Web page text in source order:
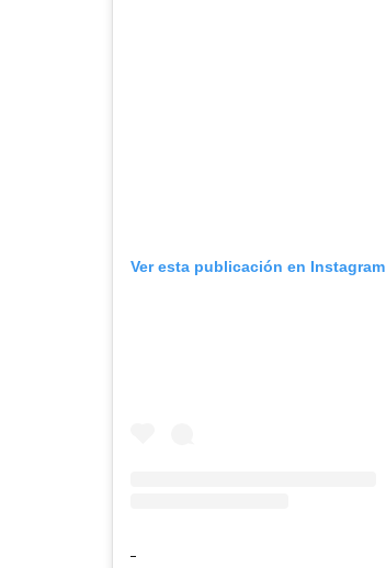
Ver esta publicación en Instagram